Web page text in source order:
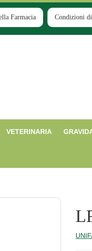
Farmacia Condizioni
VETERINARIA